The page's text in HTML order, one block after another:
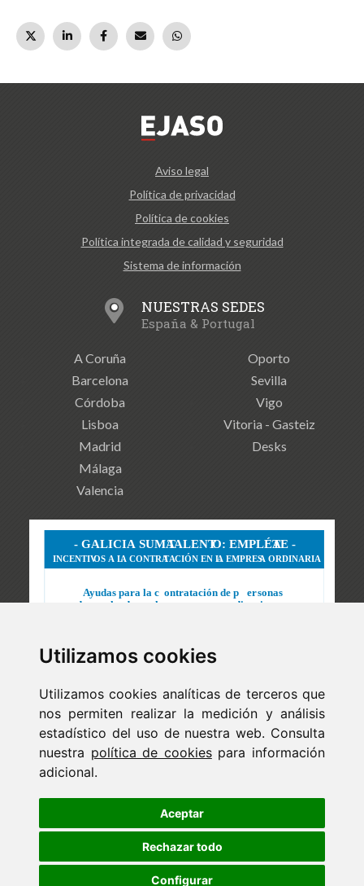
Utilizamos cookies
Utilizamos cookies analíticas de terceros que
nos permiten realizar la medición y análisis
estadístico del uso de nuestra web. Consulta
nuestra política de cookiespara información
adicional.
Aceptar
Rechazar todo
Configurar
Aviso legal
Política de privacidad
Política de cookies
Política integrada de calidad y seguridad
Sistema de información
NUESTRAS SEDES
España & Portugal
A Coruña
Barcelona
Córdoba
Lisboa
Madrid
Málaga
Valencia
Oporto
Sevilla
Vigo
Vitoria - Gasteiz
Desks
ejaso_comunica@ejaso.com
(+34) 915 341 480